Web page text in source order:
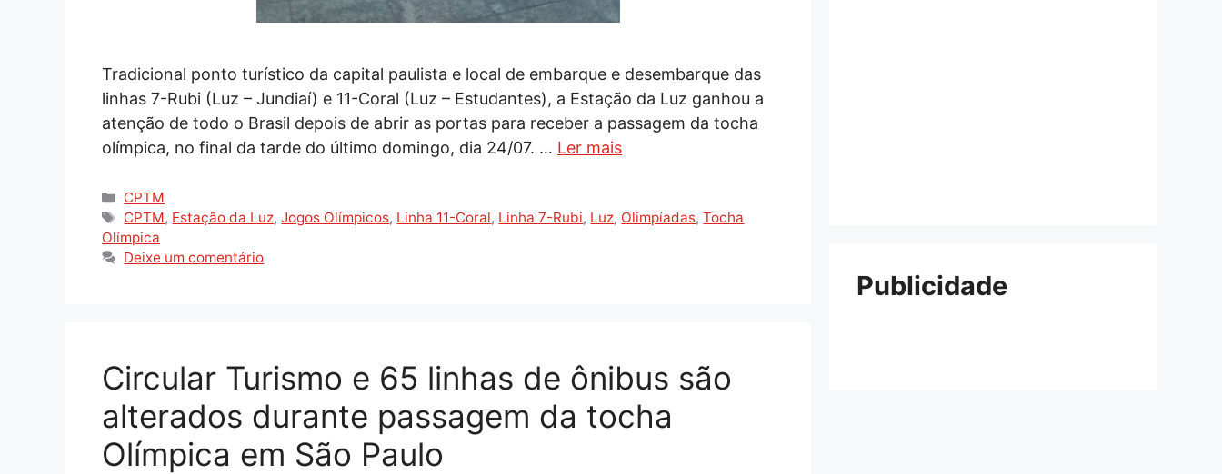
Tradicional ponto turístico da capital paulista e local de embarque e desembarque das
linhas 7-Rubi (Luz – Jundiaí) e 11-Coral (Luz – Estudantes), a Estação da Luz ganhou a
atenção de todo o Brasil depois de abrir as portas para receber a passagem da tocha
olímpica, no final da tarde do último domingo, dia 24/07. … Ler mais
Categorias
CPTM
Tags
CPTM, Estação da Luz,Jogos Olímpicos, Linha 11-Coral, Linha 7-Rubi, Luz, Olimpíadas,Tocha
Olímpica
Deixe um comentário
Circular Turismo e 65 linhas de ônibus são
alterados durante passagem da tocha
Olímpica em São Paulo
Publicidade